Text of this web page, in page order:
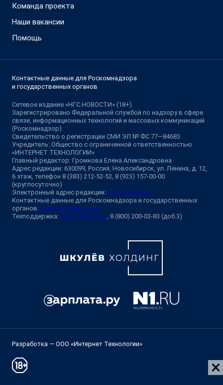
Команда проекта
Наши вакансии
Помощь
Контактные данные для Роскомнадзора
и государственных органов
Сетевое издание «НГС.НОВОСТИ» (18+)
Зарегистрировано Федеральной службой по надзору в сфере
связи, информационных технологий и массовых коммуникаций
(Роскомнадзор)
Свидетельство о регистрации СМИ ЭЛ № ФС 77—84683
Учредитель: Общество с ограниченной ответственностью
«ИНТЕРНЕТ ТЕХНОЛОГИИ»
Главный редактор: Громкова Елена Александровна
Адрес редакции: 630099, Россия, Новосибирск, ул. Ленина, д. 12,
6 этаж, телефон 8 (383) 212-52-52, 8 (923) 157-00-00
(круглосуточно)
Электронный адрес редакции: ngs@shkulev.ru
Контактные данные для Роскомнадзора и государственных
органов: juristnsk@shkulev.ru
Техподдержка: help@shkulev.ru , 8 (800) 200-03-83 (доб.3)
Разработка — ООО «Интернет Технологии»